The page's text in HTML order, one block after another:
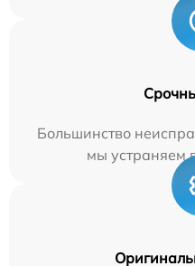
Большинство
мы устраняем